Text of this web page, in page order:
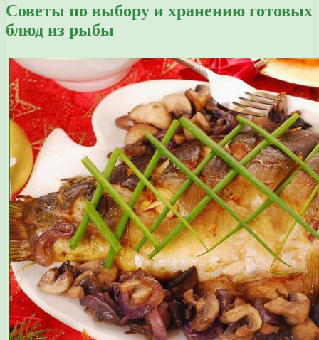
Советы по выбору и хранению готовых
блюд из рыбы